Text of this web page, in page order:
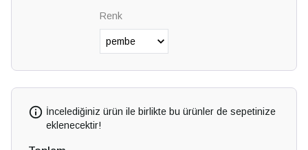
Renk
İncelediğiniz ürün ile birlikte bu ürünler de sepetinize
eklenecektir!